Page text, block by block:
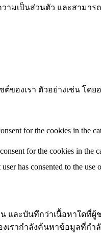
มเป็นส่วนตัว และสามาร
ซต์ของเรา ตัวอย่างเช่น
for the cookies in the
for the cookies in the
has consented to the use
น และบันทึกว่าเนื้อหาใดที่
งเรากำลังค้นหาข้อมูลที่กำ